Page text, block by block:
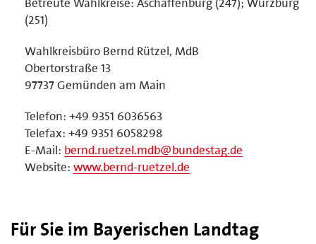
(251)
Wahlkreisbüro Bernd Rützel, MdB
Obertorstraße 13
97737 Gemünden am Main
Telefon: +49 9351 6036563
Telefax: +49 9351 6058298
E-Mail: bernd.ruetzel.mdb@bundestag.de
Website: www.bernd-ruetzel.de
Für Sie im Bayerischen Landtag